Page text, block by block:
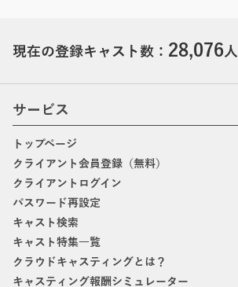
現在の登録キャスト数： 28,076人
サービス
トップページ
クライアント会員登録（無料）
クライアントログイン
パスワード再設定
キャスト検索
キャスト特集一覧
クラウドキャスティングとは？
キャスティング報酬シミュレーター